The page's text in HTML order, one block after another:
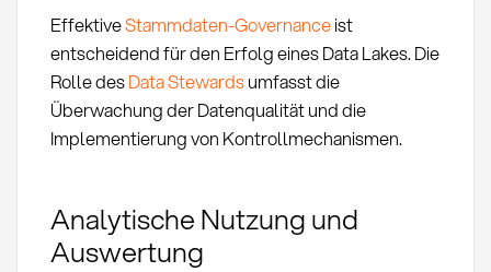
EffektiveStammdaten-Governanceist
entscheidend für den Erfolg eines Data Lakes. Die
Rolle desData Stewardsumfasst die
Überwachung der Datenqualität und die
Implementierung von Kontrollmechanismen.
Analytische Nutzung und
Auswertung